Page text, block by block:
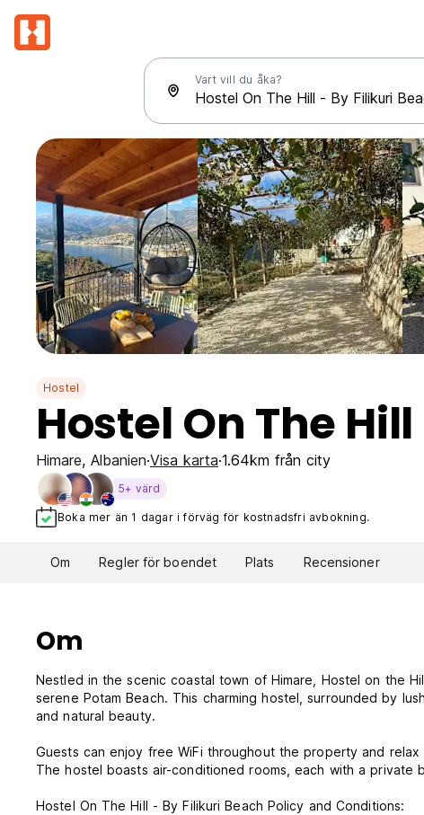
Vart vill du åka?
Hostel
Hostel On The
Himare, Albanien Visa karta 1.64km från city
5+ värd
Boka mer än 1 dagar i förväg för kostnadsfri avbokning.
Om Regler för boendet Plats Recensioner
Om
Nestled in the scenic coastal town of Himare, Hostel on the
serene Potam Beach. This charming hostel, surrounded by
and natural beauty.
Guests can enjoy free WiFi throughout the property and
The hostel boasts air-conditioned rooms, each with a private
Hostel On The Hill - By Filikuri Beach Policy and Conditions: